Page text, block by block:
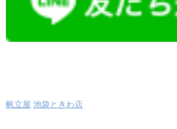
帆立屋 池袋ときわ店